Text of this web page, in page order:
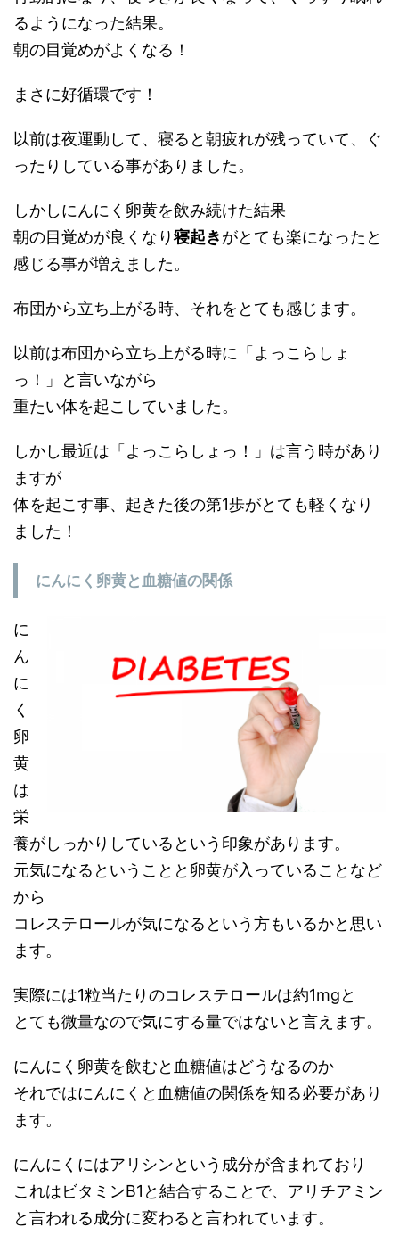
るようになった結果。
朝の目覚めがよくなる！
まさに好循環です！
以前は夜運動して、寝ると朝疲れが残っていて、ぐ
ったりしている事がありました。
しかしにんにく卵黄を飲み続けた結果
朝の目覚めが良くなり寝起きがとても楽になったと
感じる事が増えました。
布団から立ち上がる時、それをとても感じます。
以前は布団から立ち上がる時に「よっこらしょ
っ！」と言いながら
重たい体を起こしていました。
しかし最近は「よっこらしょっ！」は言う時があり
ますが
体を起こす事、 起きた後の第1歩がとても軽くなり
ました！
にんにく卵黄と血糖値の関係
に
ん
に
く
卵
黄
は
栄
養がしっかりしているという印象があります。
元気になるということと卵黄が入っていることなど
から
コレステロールが気になる という方もいるかと思い
ます。
実際には1粒当たりのコレステロールは約1mgと
とても微量なので気にする量ではないと言えます。
にんにく卵黄を飲むと血糖値はどうなるのか
それではにんにくと血糖値の関係を知る必要があり
ます。
にんにくにはアリシンという成分が含まれており
これはビタミンB1 と結合することで、 アリチアミン
と言われる成分に変わると言われています。